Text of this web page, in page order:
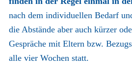
nach dem individuellen Bedarf
die Abstände aber auch kürzer
Gespräche mit Eltern bzw.
alle vier Wochen statt.